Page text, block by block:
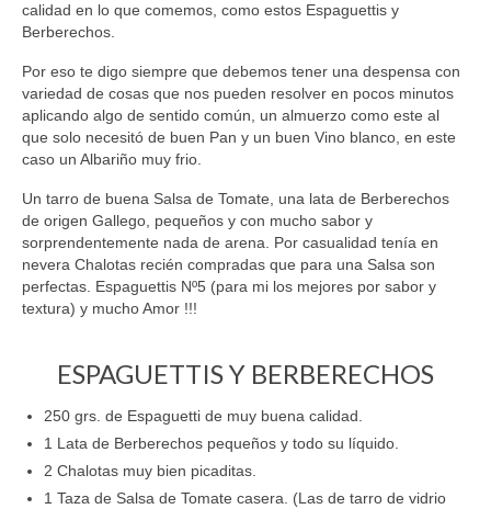
calidad en lo que comemos, como estos Espaguettis y
Berberechos.
Por eso te digo siempre que debemos tener una despensa con
variedad de cosas que nos pueden resolver en pocos minutos
aplicando algo de sentido común, un almuerzo como este al
que solo necesitó de buen Pan y un buen Vino blanco, en este
caso un Albariño muy frio.
Un tarro de buena Salsa de Tomate, una lata de Berberechos
de origen Gallego, pequeños y con mucho sabor y
sorprendentemente nada de arena. Por casualidad tenía en
nevera Chalotas recién compradas que para una Salsa son
perfectas. Espaguettis Nº5 (para mi los mejores por sabor y
textura) y mucho Amor !!!
ESPAGUETTIS Y BERBERECHOS
250 grs. de Espaguetti de muy buena calidad.
1 Lata de Berberechos pequeños y todo su líquido.
2 Chalotas muy bien picaditas.
1 Taza de Salsa de Tomate casera. (Las de tarro de vidrio